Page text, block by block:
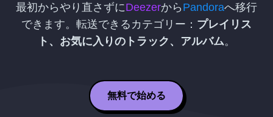
最初からやり直さずにDeezerから Pandoraへ移行
できます。転送できるカテゴリー： プレイリス
ト、お気に入りのトラック、アルバム。
無料で始める